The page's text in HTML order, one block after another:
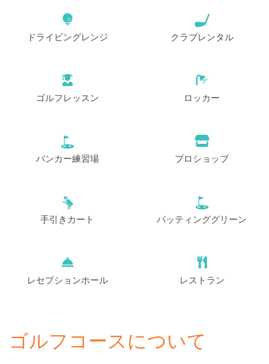
ドライビングレンジ クラブレンタル
ゴルフレッスン ロッカー
バンカー練習場 プロショップ
手引きカート パッティンググリーン
レセプションホール レストラン
ゴルフコースについて